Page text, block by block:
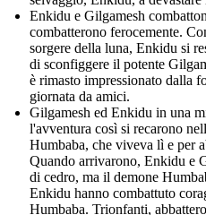
Enkidu e Gilgamesh
combatterono ferocemente.
sorgere della luna, Enkidu si
di sconfiggere il potente
è rimasto impressionato dalla
giornata da amici.
Gilgamesh ed Enkidu in una
l'avventura così si recarono
Humbaba, che viveva lì e per
Quando arrivarono, Enkidu e
di cedro, ma il demone
Enkidu hanno combattuto
Humbaba. Trionfanti,